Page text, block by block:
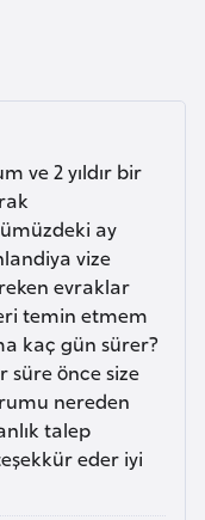
ve 2 yıldır bir
ay
vize
evraklar
temin etmem
kaç gün sürer?
süre önce size
nereden
talep
eder iyi